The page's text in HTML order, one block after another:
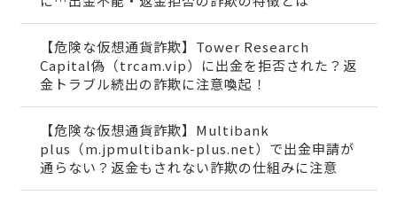
【危険な仮想通貨詐欺】Tower Research
Capital偽（trcam.vip）に出金を拒否された？返
金トラブル続出の詐欺に注意喚起！
【危険な仮想通貨詐欺】Multibank
plus（m.jpmultibank-plus.net）で出金申請が
通らない？返金もされない詐欺の仕組みに注意